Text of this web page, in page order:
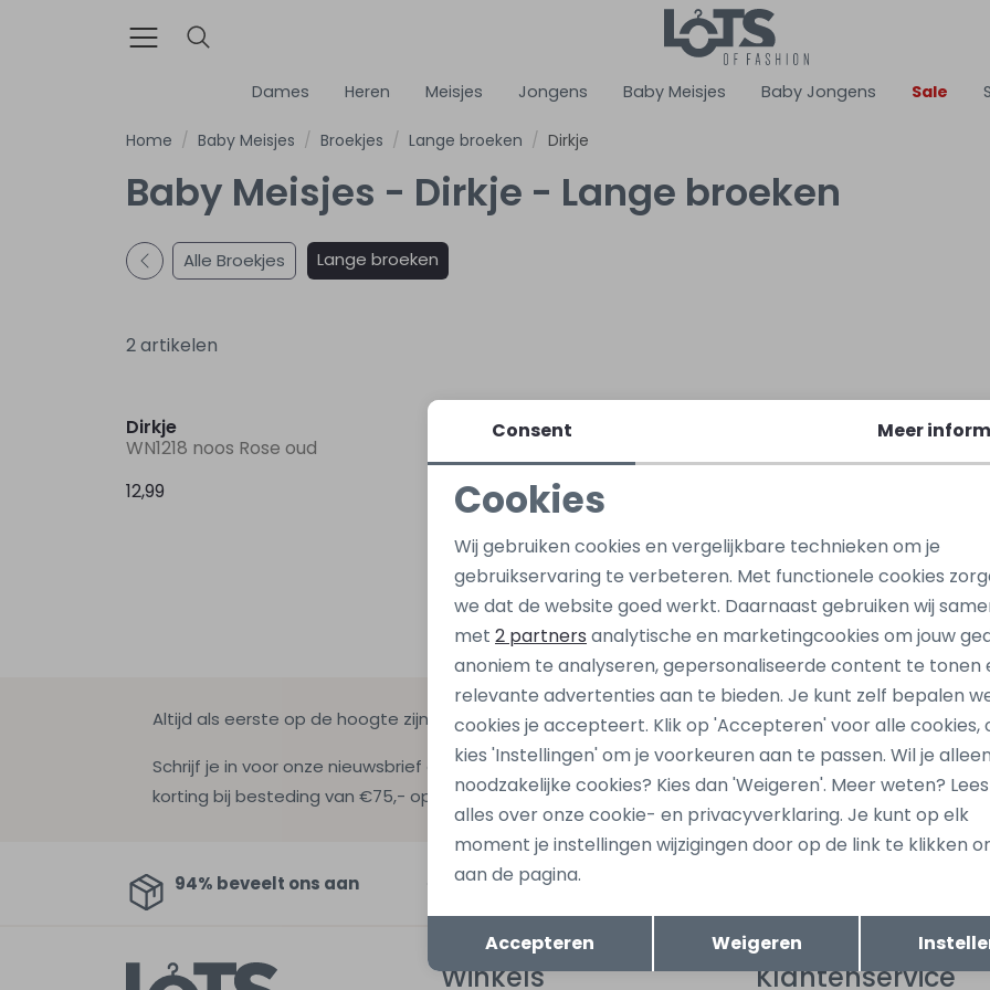
Dames Heren Meisjes Jongens Baby Meisjes Baby Jongens Sale
Home Baby Meisjes Broekjes Lange broeken Dirkje
Baby Meisjes - Dirkje - Lange broeken
Alle Broekjes Lange broeken
2 artikelen
Dirkje
WN1218 noos Rose oud
12,99
13,99
Altijd als eerste op de hoogte zijn?
Schrijf je in voor onze nieuwsbrief en ontvang dan ook gelijk €5,-
korting bij besteding van €75,- op de nieuwe collectie!
Hoe we met je data
94% beveelt ons aan Automatisch sparen voor korting
Winkels Klantenservice
Noodzakelijke cookies
Analytische cookies Marketing cookies
Terug Opslaan
Consent Meer
Cookies
Wij gebruiken cookies en vergelijkbare technieken om je
gebruikservaring te verbeteren. Met functionele cookies
we dat de website goed werkt. Daarnaast gebruiken wij
met 2 partners analytische en marketingcookies om jouw
anoniem te analyseren, gepersonaliseerde content te tonen
relevante advertenties aan te bieden. Je kunt zelf bepalen
cookies je accepteert. Klik op 'Accepteren' voor alle cookies,
kies 'Instellingen' om je voorkeuren aan te passen. Wil je alleen
noodzakelijke cookies? Kies dan 'Weigeren'. Meer weten? Lees
alles over onze cookie- en privacyverklaring. Je kunt op elk
moment je instellingen wijzigingen door op de link te klikken
aan de pagina.
Accepteren Weigeren